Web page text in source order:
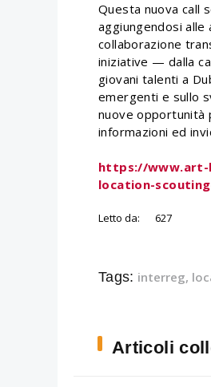
Questa nuova call
aggiungendosi
collaborazione
iniziative — dalla
giovani talenti a
emergenti e sullo
nuove opportunità
informazioni ed
https://www.art-
location-
Letto da: 627
Tags: interreg,
Articoli